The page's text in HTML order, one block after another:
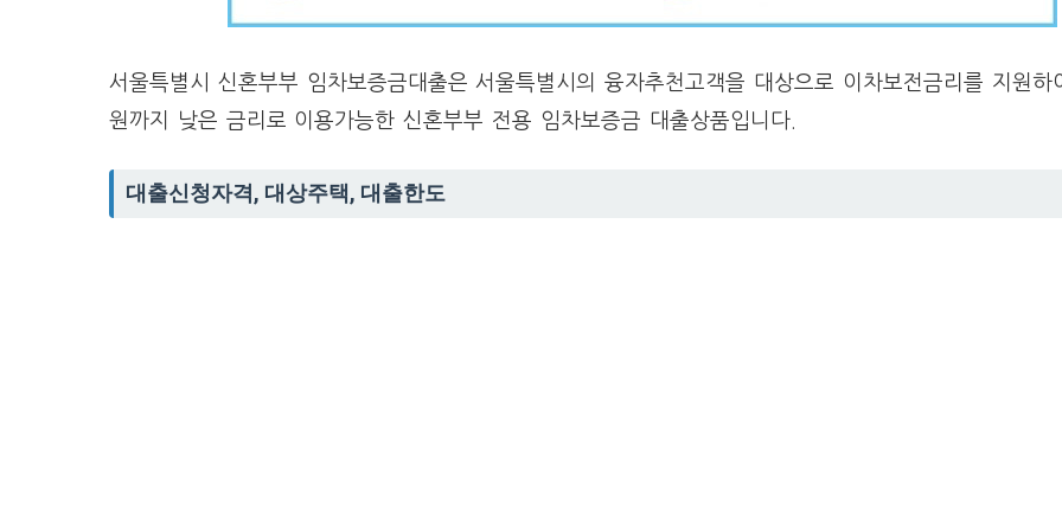
서울특별시 신혼부부 임차보증금대출은 서울특별시의 융자추천고객을 대상으로 이차보전금리를 지원하
원까지 낮은 금리로 이용가능한 신혼부부 전용 임차보증금 대출상품입니다.
대출신청자격, 대상주택, 대출한도